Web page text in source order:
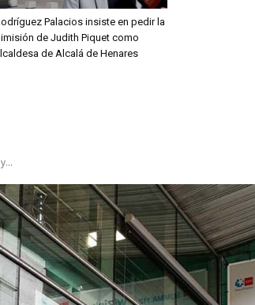
Palacios insiste en pedir la
de Judith Piquet como
de Alcalá de Henares